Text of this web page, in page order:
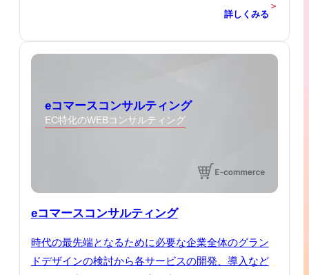
詳しくみる
＞
eコマースコンサルティング
EC特化のWEBコンサルティング
eコマースコンサルティング
時代の最先端となるために必要な企業全体のグラン
ドデザインの検討から各サービスの開発、導入など